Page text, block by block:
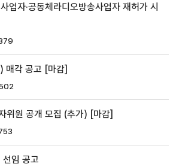
업자·공동체라디오방송사업자 재허가 시
매각 공고 [마감]
위원 공개 모집 (추가) [마감]
임 공고